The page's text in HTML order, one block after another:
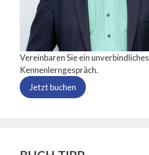
Vereinbaren Sie ein unverbindliches
Kennenlerngespräch.
Jetzt buchen